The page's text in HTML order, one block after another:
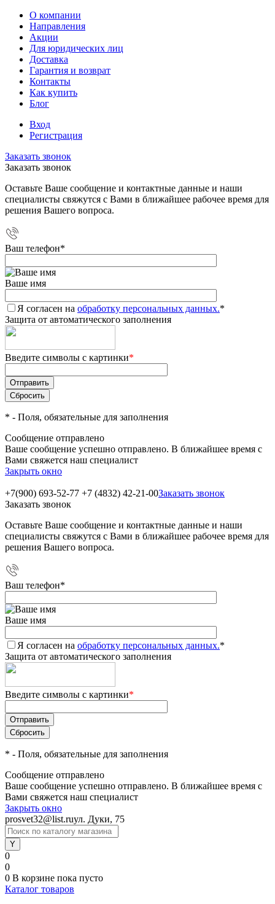
О компании
Направления
Акции
Для юридических лиц
Доставка
Гарантия и возврат
Контакты
Как купить
Блог
Вход
Регистрация
Заказать звонок
Заказать звонок
Оставьте Ваше сообщение и контактные данные и наши
специалисты свяжутся с Вами в ближайшее рабочее время для
решения Вашего вопроса.
Ваш телефон*
Ваше имя
Я согласен на обработку персональных данных.*
Защита от автоматического заполнения
Введите символы с картинки*
* - Поля, обязательные для заполнения
Сообщение отправлено
Ваше сообщение успешно отправлено. В ближайшее время с
Вами свяжется наш специалист
Закрыть окно
+7(900) 693-52-77 +7 (4832) 42-21-00Заказать звонок
Заказать звонок
Оставьте Ваше сообщение и контактные данные и наши
специалисты свяжутся с Вами в ближайшее рабочее время для
решения Вашего вопроса.
Ваш телефон*
Ваше имя
Я согласен на обработку персональных данных.*
Защита от автоматического заполнения
Введите символы с картинки*
* - Поля, обязательные для заполнения
Сообщение отправлено
Ваше сообщение успешно отправлено. В ближайшее время с
Вами свяжется наш специалист
Закрыть окно
prosvet32@list.ruул. Дуки, 75
0
0
0 В корзине пока пусто
Каталог товаров